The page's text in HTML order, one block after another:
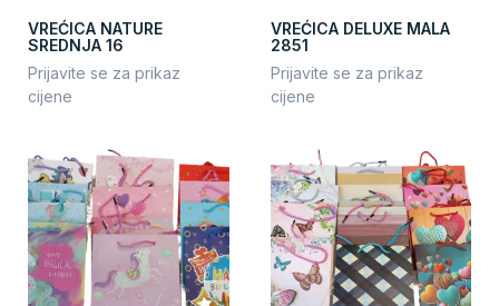
VREĆICA NATURE
SREDNJA 16
Prijavite se za prikaz
cijene
VREĆICA DELUXE MALA
2851
Prijavite se za prikaz
cijene